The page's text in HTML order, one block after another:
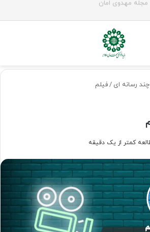
چند رسانه ای /فیلم
کمتر از یک دقیقه